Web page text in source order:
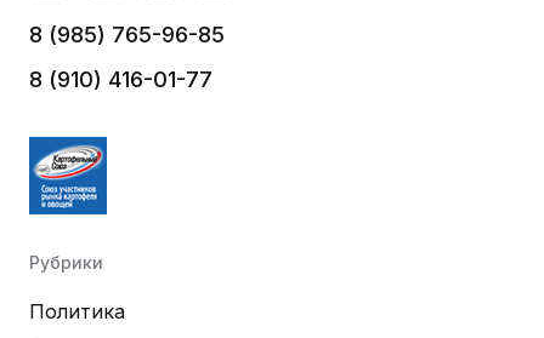
8 (985) 765-96-85
8 (910) 416-01-77
Рубрики
Политика